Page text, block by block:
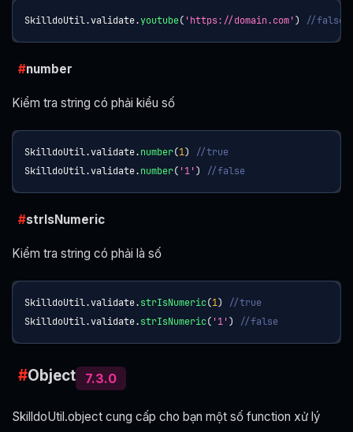
SkilldoUtil.validate.youtube( 'https://domain.com') //false
number
Kiểm tra string có phải kiểu số
SkilldoUtil.validate.number(1)
//true
SkilldoUtil.validate.number( '1') //false
strIsNumeric
Kiểm tra string có phải là số
SkilldoUtil.validate.strIsNumeric(1)
//true
SkilldoUtil.validate.strIsNumeric( '1') //false
Object 7.3.0
SkilldoUtil.object cung cấp cho bạn một số function xử lý